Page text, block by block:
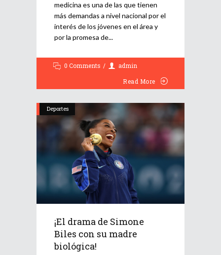
medicina es una de las que tienen
más demandas a nivel nacional por el
interés de los jóvenes en el área y
por la promesa de
0 Comments
admin
Read More
Deportes
¡El drama de Simone
Biles con su madre
biológica!